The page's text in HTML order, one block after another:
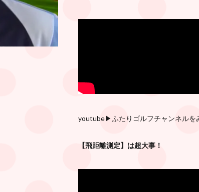
youtube▶︎ふたりゴルフチャンネルを
【飛距離測定】は超大事！